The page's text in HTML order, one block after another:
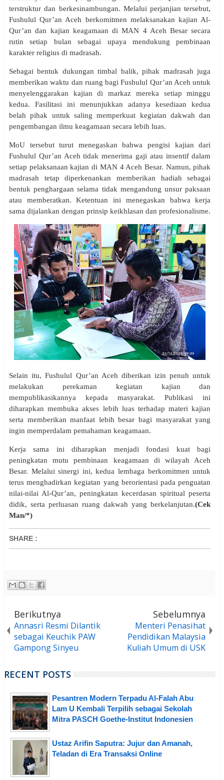
terstruktur dan berkesinambungan. Melalui perjanjian tersebut,
Fushulul Qur’an Aceh berkomitmen melaksanakan kajian Al-
Qur’an dan kajian keagamaan di MAN 4 Aceh Besar secara
rutin setiap bulan sebagai upaya mendukung pembinaan
karakter religius di madrasah.
Sebagai bentuk dukungan timbal balik, pihak madrasah juga
memberikan waktu dan ruang bagi Fushulul Qur’an Aceh untuk
menyelenggarakan kajian di markaz mereka setiap minggu
kedua. Fasilitasi ini menunjukkan adanya kesediaan kedua
belah pihak untuk saling memperkuat kegiatan dakwah dan
pengembangan ilmu keagamaan secara lebih luas.
MoU tersebut turut menegaskan bahwa pengisi kajian dari
Fushulul Qur’an Aceh tidak menerima gaji atau insentif dalam
setiap pelaksanaan kajian di MAN 4 Aceh Besar. Namun, pihak
madrasah tetap diperkenankan memberikan hadiah sebagai
bentuk penghargaan selama tidak mengandung unsur paksaan
atau memberatkan. Ketentuan ini menegaskan bahwa kerja
sama dijalankan dengan prinsip keikhlasan dan profesionalisme.
Selain itu, Fushulul Qur’an Aceh diberikan izin penuh untuk
melakukan perekaman kegiatan kajian dan
mempublikasikannya kepada masyarakat. Publikasi ini
diharapkan membuka akses lebih luas terhadap materi kajian
serta memberikan manfaat lebih besar bagi masyarakat yang
ingin memperdalam pemahaman keagamaan.
Kerja sama ini diharapkan menjadi fondasi kuat bagi
peningkatan mutu pembinaan keagamaan di wilayah Aceh
Besar. Melalui sinergi ini, kedua lembaga berkomitmen untuk
terus menghadirkan kegiatan yang berorientasi pada penguatan
nilai-nilai Al-Qur’an, peningkatan kecerdasan spiritual peserta
didik, serta perluasan ruang dakwah yang berkelanjutan.(Cek
Man/*)
SHARE :
Berikutnya
Annasri Resmi Dilantik
sebagai Keuchik PAW
Gampong Sinyeu
Sebelumnya
Menteri Penasihat
Pendidikan Malaysia
Kuliah Umum di USK
RECENT POSTS
Pesantren Modern Terpadu Al-Falah Abu
Lam U Kembali Terpilih sebagai Sekolah
Mitra PASCH Goethe-Institut Indonesien
Ustaz Arifin Saputra: Jujur dan Amanah,
Teladan di Era Transaksi Online